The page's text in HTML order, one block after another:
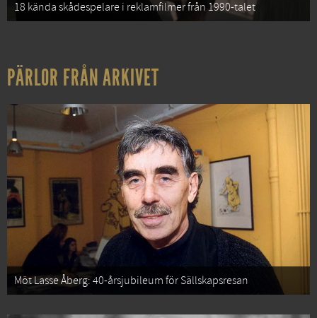
18 kända skådespelare i reklamfilmer från 1990-talet
PÄRLOR FRÅN ARKIVET
Möt Lasse Åberg: 40-årsjubileum för Sällskapsresan